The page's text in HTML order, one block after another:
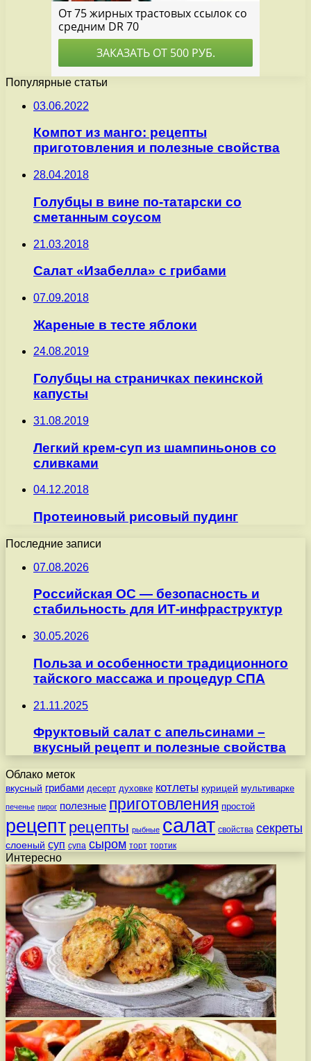
Популярные статьи
03.06.2022
Компот из манго: рецепты
приготовления и полезные свойства
28.04.2018
Голубцы в вине по-татарски со
сметанным соусом
21.03.2018
Салат «Изабелла» с грибами
07.09.2018
Жареные в тесте яблоки
24.08.2019
Голубцы на страничках пекинской
капусты
31.08.2019
Легкий крем-суп из шампиньонов со
сливками
04.12.2018
Протеиновый рисовый пудинг
Последние записи
07.08.2026
Российская ОС — безопасность и
стабильность для ИТ-инфраструктур
30.05.2026
Польза и особенности традиционного
тайского массажа и процедур СПА
21.11.2025
Фруктовый салат с апельсинами –
вкусный рецепт и полезные свойства
Облако меток
вкусный грибами десерт духовке котлеты курицей мультиварке
печенье пирог полезные приготовления простой
рецепт рецепты рыбные салат свойства секреты
слоеный суп супа сыром торт тортик
Интересно